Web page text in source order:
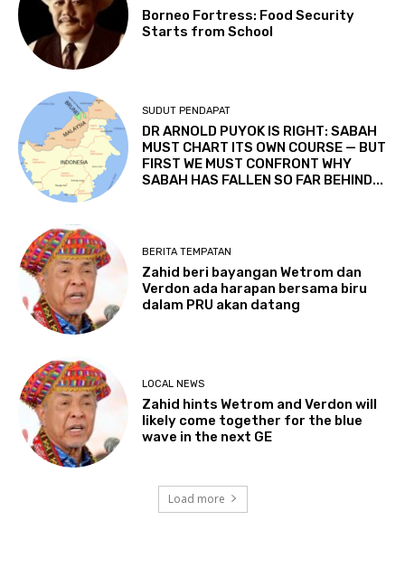
Borneo Fortress: Food Security
Starts from School
SUDUT PENDAPAT
DR ARNOLD PUYOK IS RIGHT: SABAH
MUST CHART ITS OWN COURSE — BUT
FIRST WE MUST CONFRONT WHY
SABAH HAS FALLEN SO FAR BEHIND...
BERITA TEMPATAN
Zahid beri bayangan Wetrom dan
Verdon ada harapan bersama biru
dalam PRU akan datang
LOCAL NEWS
Zahid hints Wetrom and Verdon will
likely come together for the blue
wave in the next GE
Load more